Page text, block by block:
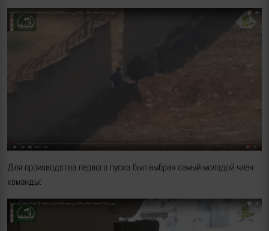
Для производства первого пуска был выбран самый молодой член
команды: